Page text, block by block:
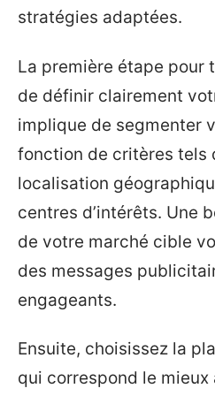
stratégies adaptées.
La première étape pour
de définir clairement
implique de segmenter
fonction de critères tels
localisation
centres d’intérêts. Une
de votre marché cible
des messages
engageants.
Ensuite, choisissez la
qui correspond le